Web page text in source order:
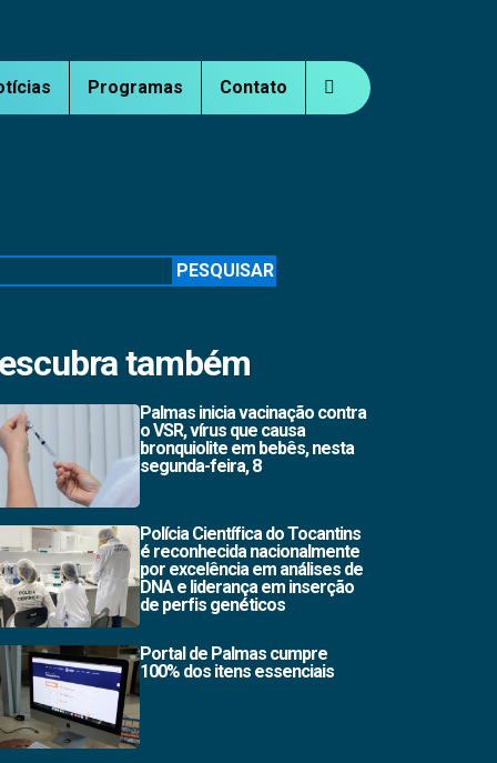
Programas Contato
PESQUISAR
também
Palmas inicia vacinação contra
o VSR, vírus que causa
bronquiolite em bebês, nesta
segunda-feira, 8
Polícia Científica do Tocantins
é reconhecida nacionalmente
por excelência em análises de
DNA e liderança em inserção
de perfis genéticos
Portal de Palmas cumpre
100% dos itens essenciais